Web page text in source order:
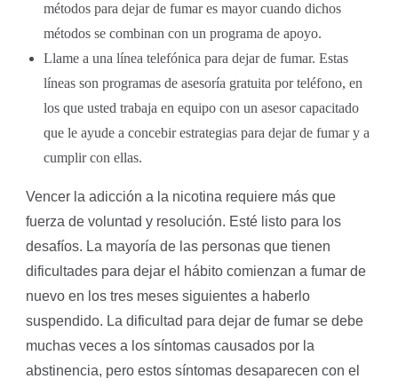
métodos para dejar de fumar es mayor cuando dichos
métodos se combinan con un programa de apoyo.
Llame a una línea telefónica para dejar de fumar. Estas
líneas son programas de asesoría gratuita por teléfono, en
los que usted trabaja en equipo con un asesor capacitado
que le ayude a concebir estrategias para dejar de fumar y a
cumplir con ellas.
Vencer la adicción a la nicotina requiere más que
fuerza de voluntad y resolución. Esté listo para los
desafíos. La mayoría de las personas que tienen
dificultades para dejar el hábito comienzan a fumar de
nuevo en los tres meses siguientes a haberlo
suspendido. La dificultad para dejar de fumar se debe
muchas veces a los síntomas causados por la
abstinencia, pero estos síntomas desaparecen con el